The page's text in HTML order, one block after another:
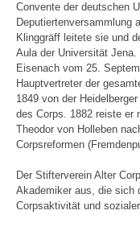
Convente der deutschen
Deputiertenversammlung
Klinggräff leitete sie und
Aula der Universität
Eisenach vom 25.
Hauptvertreter der
1849 von der
des Corps. 1882 reiste er
Theodor von Holleben
Corpsreformen
Der Stifterverein Alter
Akademiker aus, die sich
Corpsaktivität und